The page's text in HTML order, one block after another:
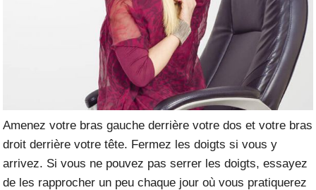
Amenez votre bras gauche derrière votre dos et votre bras
droit derrière votre tête. Fermez les doigts si vous y
arrivez. Si vous ne pouvez pas serrer les doigts, essayez
de les rapprocher un peu chaque jour où vous pratiquerez